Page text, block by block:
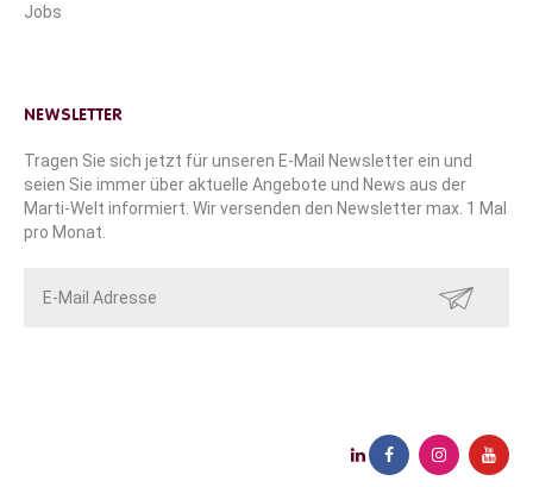
Jobs
NEWSLETTER
Tragen Sie sich jetzt für unseren E-Mail Newsletter ein und
seien Sie immer über aktuelle Angebote und News aus der
Marti-Welt informiert. Wir versenden den Newsletter max. 1 Mal
pro Monat.
SENDEN